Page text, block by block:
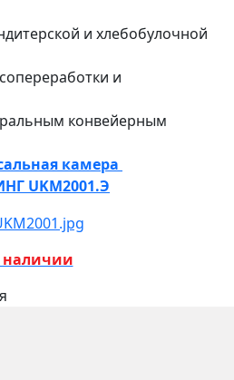
и хлебобулочной
и
конвейерным
камера
UKM2001.Э
наличии